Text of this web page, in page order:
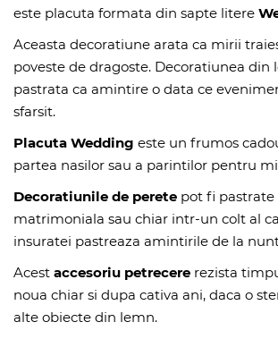
este placuta formata din sapte litere
Aceasta decoratiune arata ca mirii
poveste de dragoste. Decoratiunea din
pastrata ca amintire o data ce
sfarsit.
Placuta Wedding este un frumos
partea nasilor sau a parintilor pentru
Decoratiunile de perete pot fi pastrate
matrimoniala sau chiar intr-un colt al
insuratei pastreaza amintirile de la
Acest accesoriu petrecere rezista
noua chiar si dupa cativa ani, daca o
alte obiecte din lemn.